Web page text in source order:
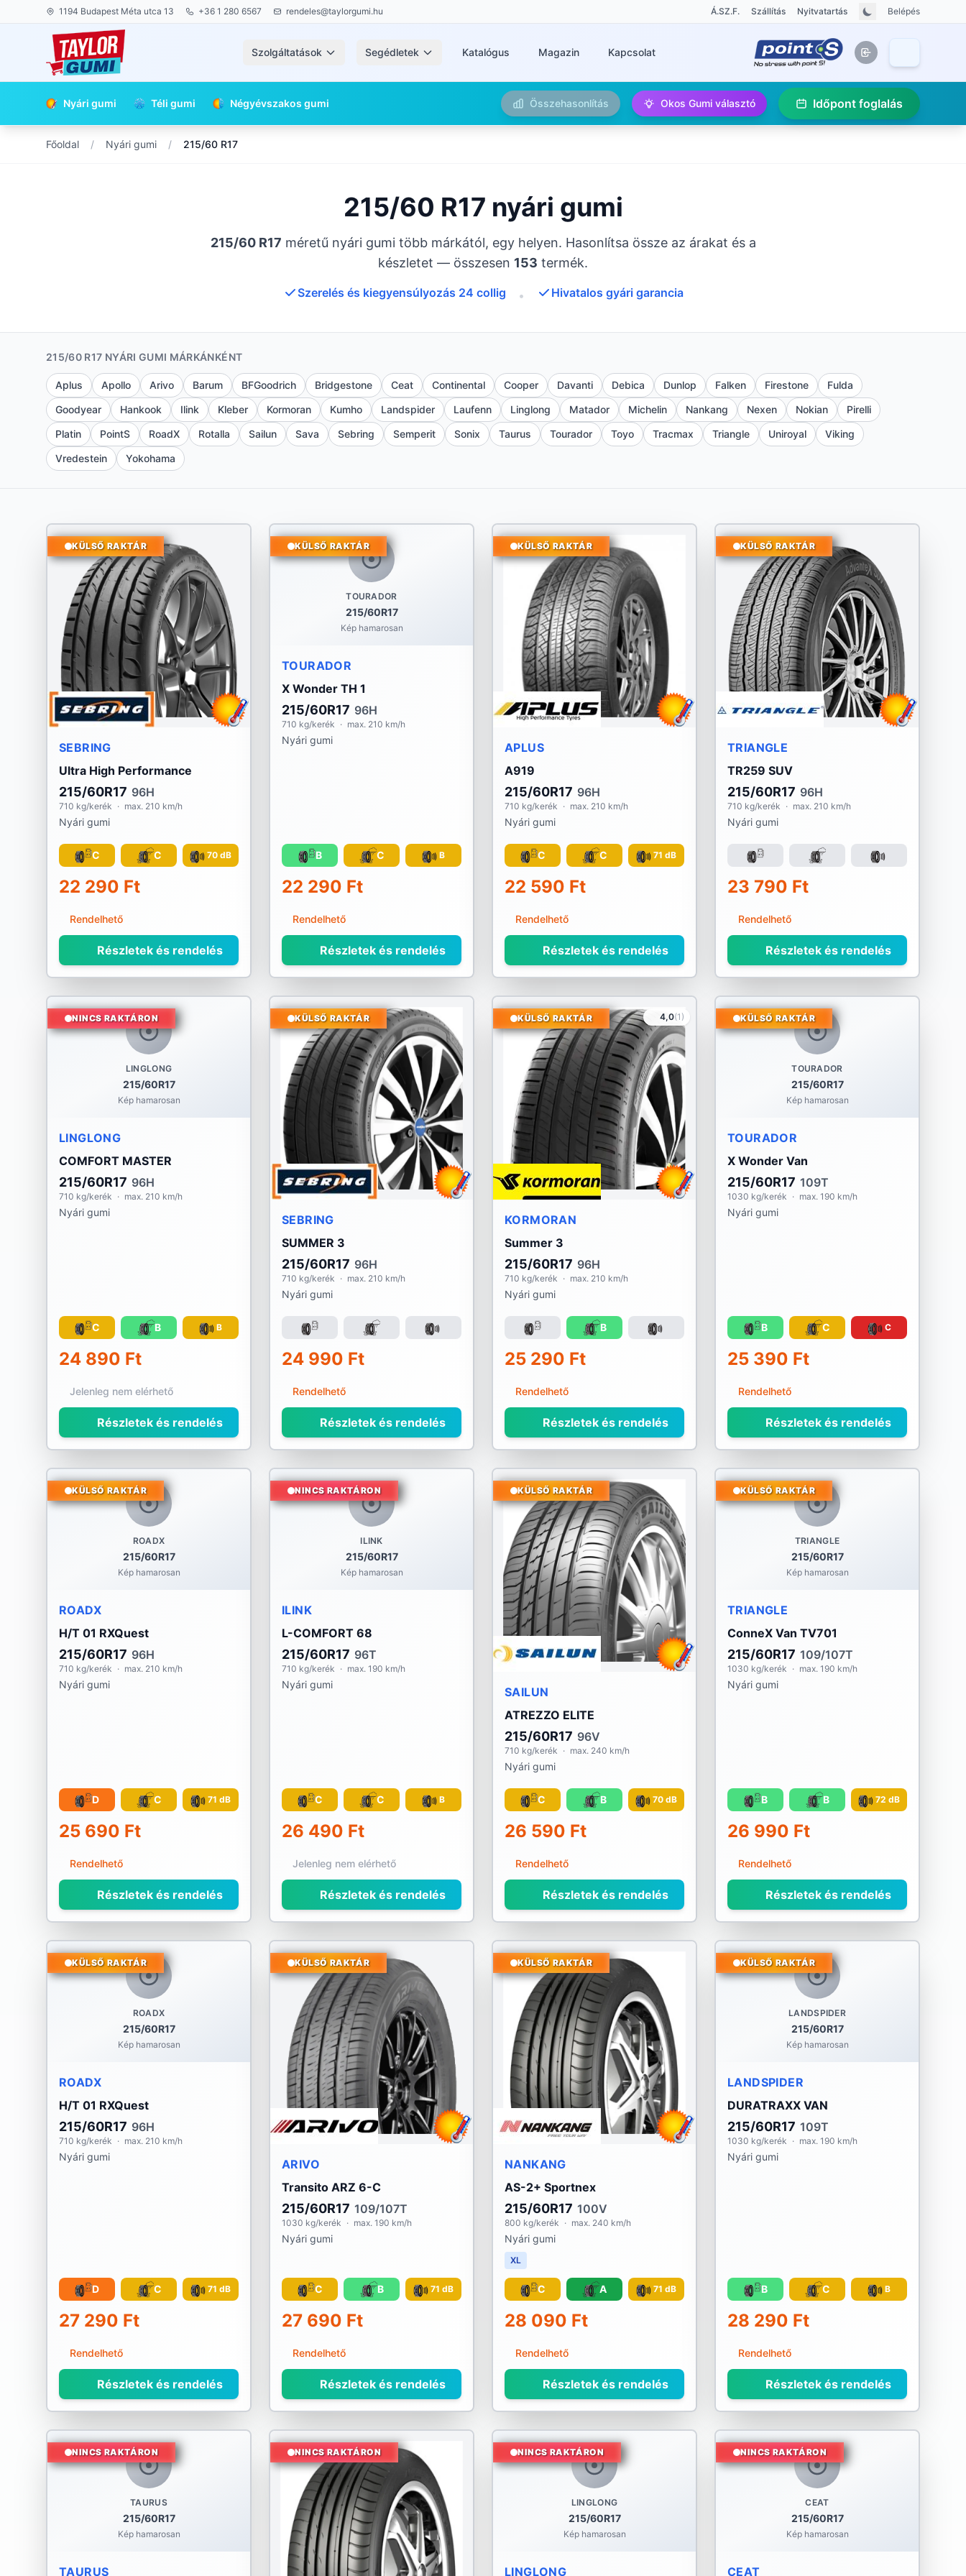
1194 Budapest Méta utca 13 +36 1 280 6567 rendeles@taylorgumi.hu Á.SZ.F. Szállítás Nyitvatartás Belépés
Szolgáltatások Segédletek Katalógus Magazin Kapcsolat
Nyári gumi Téli gumi Négyévszakos gumi Összehasonlítás Okos Gumi választó Időpont foglalás
Főoldal / Nyári gumi / 215/60 R17
215/60 R17 nyári gumi
215/60 R17 méretű nyári gumi több márkától, egy helyen. Hasonlítsa össze az árakat és a
készletet — összesen 153 termék.
Szerelés és kiegyensúlyozás 24 collig • Hivatalos gyári garancia
215/60 R17 NYÁRI GUMI MÁRKÁNKÉNT
Aplus Apollo Arivo Barum BFGoodrich Bridgestone Ceat Continental Cooper Davanti Debica Dunlop Falken Firestone
Fulda
Goodyear
Hankook Ilink Kleber Kormoran Kumho Landspider Laufenn Linglong Matador Michelin Nankang Nexen Nokian
Pirelli
Platin
PointS RoadX Rotalla Sailun Sava Sebring Semperit Sonix Taurus Tourador Toyo Tracmax Triangle Uniroyal
Viking
Vredestein
Yokohama
KÜLSŐ RAKTÁR
SEBRING
Ultra High Performance
215/60R17 96H
710 kg/kerék · max. 210 km/h
Nyári gumi
C C 70 dB
22 290 Ft
Rendelhető
Részletek és rendelés
TOURADOR
215/60R17
Kép hamarosan
KÜLSŐ RAKTÁR
TOURADOR
X Wonder TH 1
215/60R17 96H
710 kg/kerék · max. 210 km/h
Nyári gumi
B C B
22 290 Ft
Rendelhető
Részletek és rendelés
KÜLSŐ RAKTÁR
APLUS
A919
215/60R17 96H
710 kg/kerék · max. 210 km/h
Nyári gumi
C C 71 dB
22 590 Ft
Rendelhető
Részletek és rendelés
KÜLSŐ RAKTÁR
TRIANGLE
TR259 SUV
215/60R17 96H
710 kg/kerék · max. 210 km/h
Nyári gumi
23 790 Ft
Rendelhető
Részletek és rendelés
LINGLONG
215/60R17
Kép hamarosan
NINCS RAKTÁRON
LINGLONG
COMFORT MASTER
215/60R17 96H
710 kg/kerék · max. 210 km/h
Nyári gumi
C B B
24 890 Ft
Jelenleg nem elérhető
Részletek és rendelés
KÜLSŐ RAKTÁR
SEBRING
SUMMER 3
215/60R17 96H
710 kg/kerék · max. 210 km/h
Nyári gumi
24 990 Ft
Rendelhető
Részletek és rendelés
4,0(1)
KÜLSŐ RAKTÁR
KORMORAN
Summer 3
215/60R17 96H
710 kg/kerék · max. 210 km/h
Nyári gumi
B
25 290 Ft
Rendelhető
Részletek és rendelés
TOURADOR
215/60R17
Kép hamarosan
KÜLSŐ RAKTÁR
TOURADOR
X Wonder Van
215/60R17 109T
1030 kg/kerék · max. 190 km/h
Nyári gumi
B C C
25 390 Ft
Rendelhető
Részletek és rendelés
ROADX
215/60R17
Kép hamarosan
KÜLSŐ RAKTÁR
ROADX
H/T 01 RXQuest
215/60R17 96H
710 kg/kerék · max. 210 km/h
Nyári gumi
D C 71 dB
25 690 Ft
Rendelhető
Részletek és rendelés
ILINK
215/60R17
Kép hamarosan
NINCS RAKTÁRON
ILINK
L-COMFORT 68
215/60R17 96T
710 kg/kerék · max. 190 km/h
Nyári gumi
C C B
26 490 Ft
Jelenleg nem elérhető
Részletek és rendelés
KÜLSŐ RAKTÁR
SAILUN
ATREZZO ELITE
215/60R17 96V
710 kg/kerék · max. 240 km/h
Nyári gumi
C B 70 dB
26 590 Ft
Rendelhető
Részletek és rendelés
TRIANGLE
215/60R17
Kép hamarosan
KÜLSŐ RAKTÁR
TRIANGLE
ConneX Van TV701
215/60R17 109/107T
1030 kg/kerék · max. 190 km/h
Nyári gumi
B B 72 dB
26 990 Ft
Rendelhető
Részletek és rendelés
ROADX
215/60R17
Kép hamarosan
KÜLSŐ RAKTÁR
ROADX
H/T 01 RXQuest
215/60R17 96H
710 kg/kerék · max. 210 km/h
Nyári gumi
D C 71 dB
27 290 Ft
Rendelhető
Részletek és rendelés
KÜLSŐ RAKTÁR
ARIVO
Transito ARZ 6-C
215/60R17 109/107T
1030 kg/kerék · max. 190 km/h
Nyári gumi
C B 71 dB
27 690 Ft
Rendelhető
Részletek és rendelés
KÜLSŐ RAKTÁR
NANKANG
AS-2+ Sportnex
215/60R17 100V
800 kg/kerék · max. 240 km/h
Nyári gumi
XL
C A 71 dB
28 090 Ft
Rendelhető
Részletek és rendelés
LANDSPIDER
215/60R17
Kép hamarosan
KÜLSŐ RAKTÁR
LANDSPIDER
DURATRAXX VAN
215/60R17 109T
1030 kg/kerék · max. 190 km/h
Nyári gumi
B C B
28 290 Ft
Rendelhető
Részletek és rendelés
TAURUS
215/60R17
Kép hamarosan
NINCS RAKTÁRON
TAURUS
NINCS RAKTÁRON
LINGLONG
215/60R17
Kép hamarosan
NINCS RAKTÁRON
LINGLONG
CEAT
215/60R17
Kép hamarosan
NINCS RAKTÁRON
CEAT